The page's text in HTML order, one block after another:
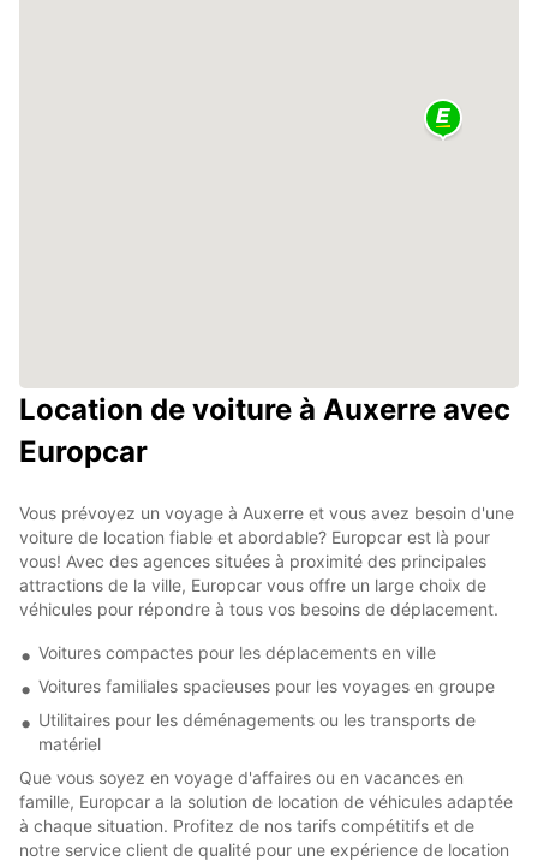
Location de voiture à Auxerre avec
Europcar
Vous prévoyez un voyage à Auxerre et vous avez besoin d'une
voiture de location fiable et abordable? Europcar est là pour
vous! Avec des agences situées à proximité des principales
attractions de la ville, Europcar vous offre un large choix de
véhicules pour répondre à tous vos besoins de déplacement.
Voitures compactes pour les déplacements en ville
Voitures familiales spacieuses pour les voyages en groupe
Utilitaires pour les déménagements ou les transports de
matériel
Que vous soyez en voyage d'affaires ou en vacances en
famille, Europcar a la solution de location de véhicules adaptée
à chaque situation. Profitez de nos tarifs compétitifs et de
notre service client de qualité pour une expérience de location